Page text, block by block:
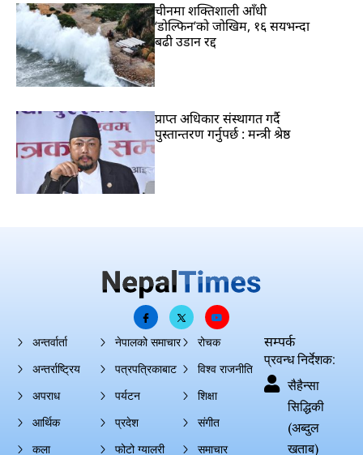
चीनमा शक्तिशाली आँधी
‘डोल्फिन’को जोखिम, १६ सयभन्दा
बढी उडान रद्द
प्राप्त अधिकार संस्थागत गर्दै
पुस्तान्तरण गर्नुपर्छ : मन्त्री श्रेष्ठ
अन्तर्वार्ता
अन्तर्राष्ट्रिय
अपराध
आर्थिक
कला
नेपालको समाचार
पत्रपत्रिकाबाट
पर्यटन
प्रदेश
फोटो ग्यालरी
रोचक
विश्व राजनीति
शिक्षा
संगीत
समाचार
सम्पर्क
प्रवन्ध निर्देशक:
सैहैन्सा
सिद्धिकी
(अब्दुल
खताब)